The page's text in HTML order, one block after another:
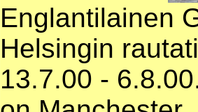
Englantilainen
Helsingin
13.7.00 -